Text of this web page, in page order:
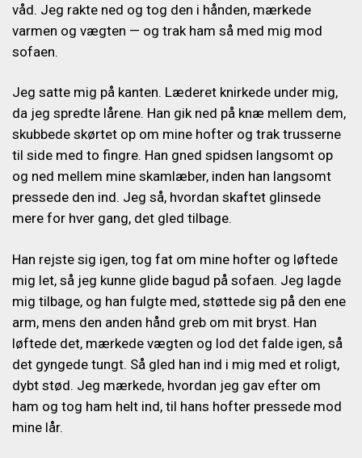
våd. Jeg rakte ned og tog den i hånden, mærkede
varmen og vægten — og trak ham så med mig mod
sofaen.
Jeg satte mig på kanten. Læderet knirkede under mig,
da jeg spredte lårene. Han gik ned på knæ mellem dem,
skubbede skørtet op om mine hofter og trak trusserne
til side med to fingre. Han gned spidsen langsomt op
og ned mellem mine skamlæber, inden han langsomt
pressede den ind. Jeg så, hvordan skaftet glinsede
mere for hver gang, det gled tilbage.
Han rejste sig igen, tog fat om mine hofter og løftede
mig let, så jeg kunne glide bagud på sofaen. Jeg lagde
mig tilbage, og han fulgte med, støttede sig på den ene
arm, mens den anden hånd greb om mit bryst. Han
løftede det, mærkede vægten og lod det falde igen, så
det gyngede tungt. Så gled han ind i mig med et roligt,
dybt stød. Jeg mærkede, hvordan jeg gav efter om
ham og tog ham helt ind, til hans hofter pressede mod
mine lår.